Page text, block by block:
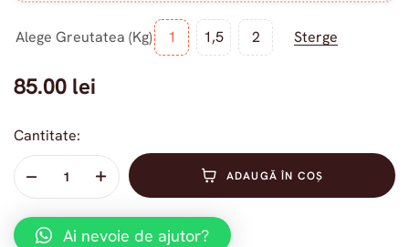
Alege Greutatea (kg) 1 1,5 2 Sterge
85.00 lei
Cantitate:
ADAUGĂ ÎN COȘ
Ai nevoie de ajutor?